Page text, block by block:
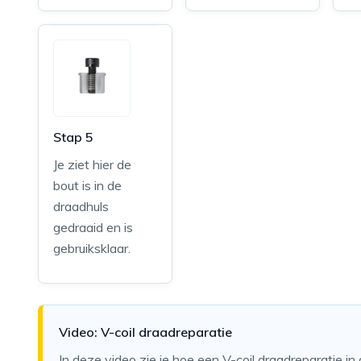
Stap 5
Je ziet hier de
bout is in de
draadhuls
gedraaid en is
gebruiksklaar.
Video: V-coil draadreparatie